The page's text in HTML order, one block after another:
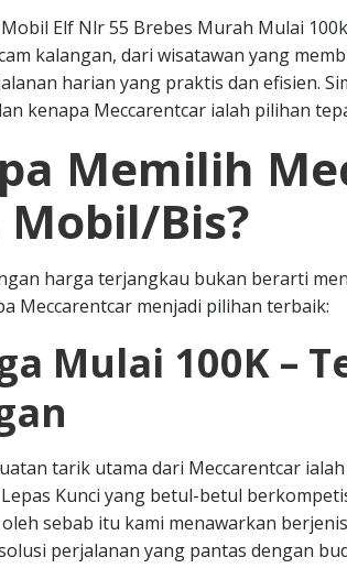
Elf Nlr 55 Brebes Murah Mulai
kalangan, dari wisatawan yang
harian yang praktis dan efisien.
kenapa Meccarentcar ialah pilihan
Memilih
Mobil/Bis?
harga terjangkau bukan berarti
Meccarentcar menjadi pilihan terbaik:
Mulai 100K –
tarik utama dari Meccarentcar
Kunci yang betul-betul
sebab itu kami menawarkan
perjalanan yang pantas dengan